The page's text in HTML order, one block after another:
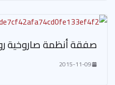
صفقة أنظمة صاروخية
2015-11-09